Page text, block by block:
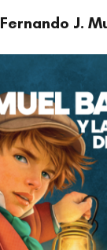
Fernando J.